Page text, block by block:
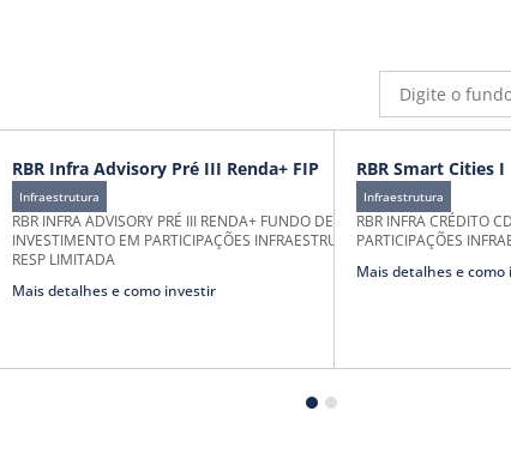
Em
Oferta
RBR Infra Advisory Pré III Renda+ FIP
Infraestrutura
RBR INFRA ADVISORY PRÉ III RENDA+ FUNDO DE
INVESTIMENTO EM PARTICIPAÇÕES INFRAESTRUTURA
RESP LIMITADA
Mais detalhes e como investir
RBR Smart Cities I
Infraestrutura
RBR INFRA CRÉDITO
PARTICIPAÇÕES
Mais detalhes e